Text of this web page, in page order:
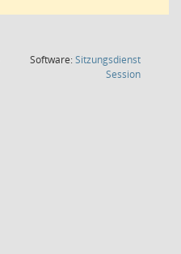
Software:Sitzungsdienst
Session(Wird in